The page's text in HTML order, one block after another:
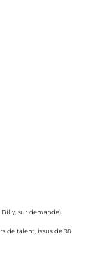
sur demande)
de talent, issus de 98